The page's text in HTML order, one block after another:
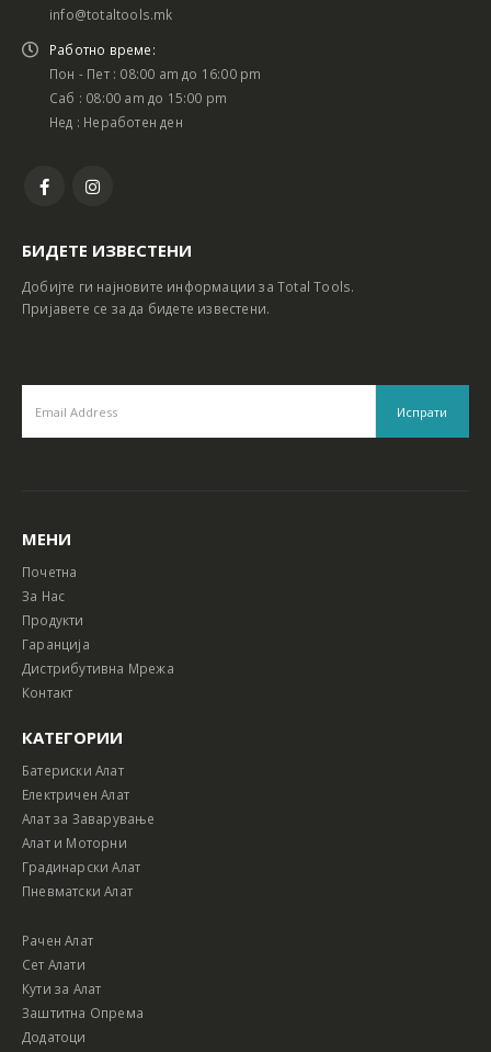
Батериски сет Ротирачки Чекан и Бормашина 20V
info@totaltools.mk
Работно време:
Пон - Пет : 08:00 am до 16:00 pm
Саб : 08:00 am до 15:00 pm
Нед : Неработен ден
БИДЕТЕ ИЗВЕСТЕНИ
Добијте ги најновите информации за Total Tools.
Пријавете се за да бидете известени.
МЕНИ
Почетна
За Нас
Продукти
Гаранција
Дистрибутивна Мрежа
Контакт
КАТЕГОРИИ
Батериски Алат
Електричен Алат
Алат за Заварување
Алат и Моторни
Градинарски Алат
Пневматски Алат
Рачен Алат
Сет Алати
Кути за Алат
Заштитна Опрема
Додатоци